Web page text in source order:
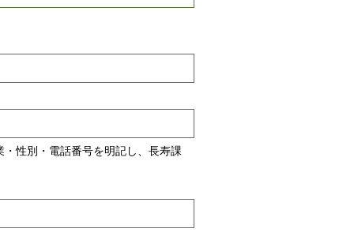
性別・電話番号を明記し、長寿課